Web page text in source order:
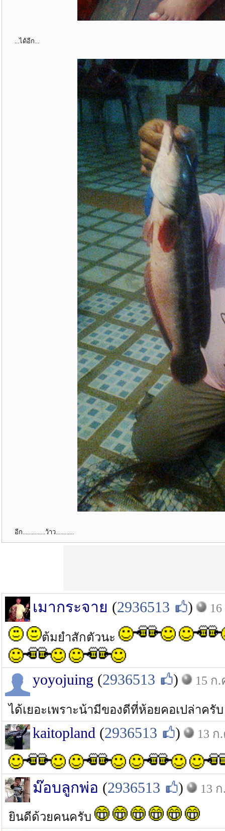
...ได้อีก...
อีก...............ว้าว............
เมากระจาย (2936513 )
ต้มยำสักตัวนะ
yoyojuing (2936513 ) 15 ก.
ได้เยอะเพราะน้ามีของดีที่ห้อยคอเปล่าครับ
kaitopland (2936513 ) 13 ก
ม๊อบลูกพ่อ (2936513 ) 13
ยินดีด้วยคนครับ